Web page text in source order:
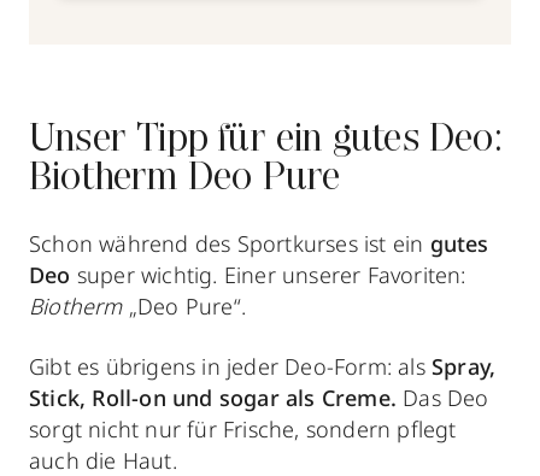
Unser Tipp für ein gutes Deo:
Biotherm Deo Pure
Schon während des Sportkurses ist ein gutes
Deo super wichtig. Einer unserer Favoriten:
Biotherm„Deo Pure“.
Gibt es übrigens in jeder Deo-Form: als Spray,
Stick, Roll-on und sogar als Creme. Das Deo
sorgt nicht nur für Frische, sondern pflegt
auch die Haut.